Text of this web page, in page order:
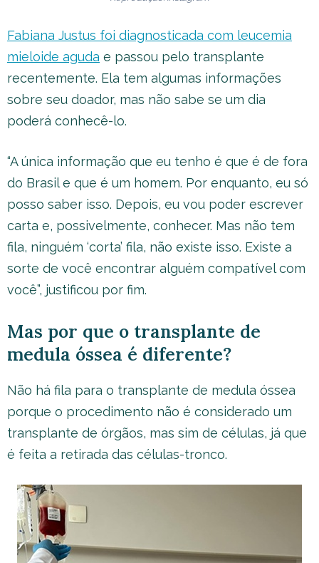
Fabiana Justus foi diagnosticada com leucemia
mieloide aguda e passou pelo transplante
recentemente. Ela tem algumas informações
sobre seu doador, mas não sabe se um dia
poderá conhecê-lo.
“A única informação que eu tenho é que é de fora
do Brasil e que é um homem. Por enquanto, eu só
posso saber isso. Depois, eu vou poder escrever
carta e, possivelmente, conhecer. Mas não tem
fila, ninguém ‘corta’ fila, não existe isso. Existe a
sorte de você encontrar alguém compatível com
você”, justificou por fim.
Mas por que o transplante de
medula óssea é diferente?
Não há fila para o transplante de medula óssea
porque o procedimento não é considerado um
transplante de órgãos, mas sim de células, já que
é feita a retirada das células-tronco.